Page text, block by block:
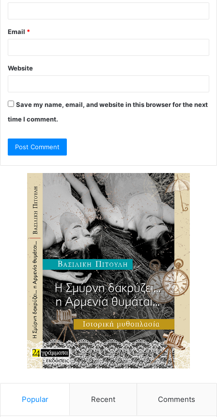
Email *
Website
Save my name, email, and website in this browser for the next
time I comment.
Popular Recent Comments